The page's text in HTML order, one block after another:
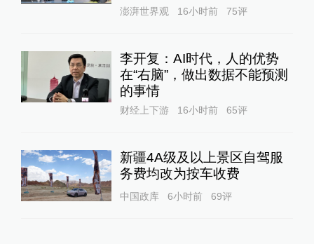
澎湃世界观 16小时前 75评
李开复：AI时代，人的优势
在“右脑”，做出数据不能预测
的事情
财经上下游 16小时前 65评
新疆4A级及以上景区自驾服
务费均改为按车收费
中国政库 6小时前 69评